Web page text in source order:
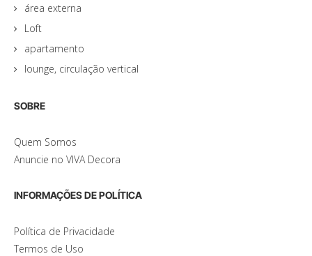
área externa
Loft
apartamento
lounge, circulação vertical
SOBRE
Quem Somos
Anuncie no VIVA Decora
INFORMAÇÕES DE POLÍTICA
Política de Privacidade
Termos de Uso